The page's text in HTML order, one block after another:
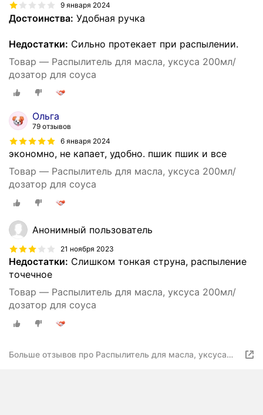
9 января 2024
Достоинства: Удобная ручка
Недостатки: Сильно протекает при распылении.
Товар — Распылитель для масла, уксуса 200мл/
дозатор для соуса
Ольга
79 отзывов
6 января 2024
экономно, не капает, удобно. пшик пшик и все
Товар — Распылитель для масла, уксуса 200мл/
дозатор для соуса
Анонимный пользователь
21 ноября 2023
Недостатки: Слишком тонкая струна, распыление
точечное
Товар — Распылитель для масла, уксуса 200мл/
дозатор для соуса
Больше отзывов про Распылитель для масла, уксуса